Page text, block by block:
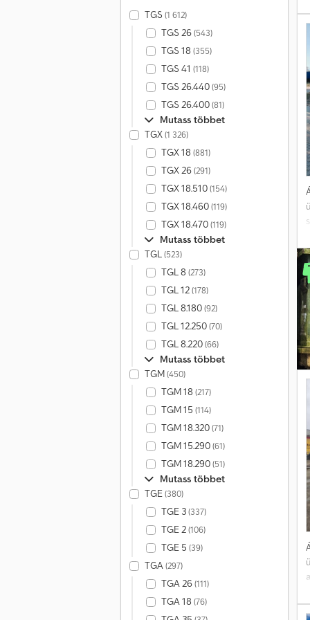
TGS (1 612)
TGS 26(543)
TGS 18 (355)
TGS 41 (118)
TGS 26.440(95)
TGS 26.400(81)
Mutass többet
TGX(1 326)
TGX 18 (881)
TGX 26(291)
TGX 18.510(154)
TGX 18.460(119)
TGX 18.470(119)
Mutass többet
TGL(523)
TGL 8 (273)
TGL 12(178)
TGL 8.180(92)
TGL 12.250(70)
TGL 8.220(66)
Mutass többet
TGM(450)
TGM 18 (217)
TGM 15 (114)
TGM 18.320(71)
TGM 15.290(61)
TGM 18.290(51)
Mutass többet
TGE(380)
TGE 3(337)
TGE 2(106)
TGE 5 (39)
TGA(297)
TGA 26(111)
TGA 18 (76)